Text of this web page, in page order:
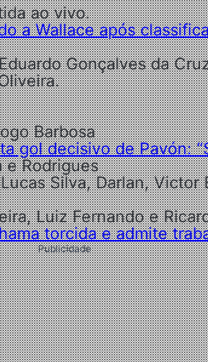
ao vivo.
a Wallace após
Gonçalves da
Barbosa
gol decisivo de Pavón:
e Rodrigues
Silva, Darlan, Victor
Luiz Fernando e
torcida e admite
Publicidade